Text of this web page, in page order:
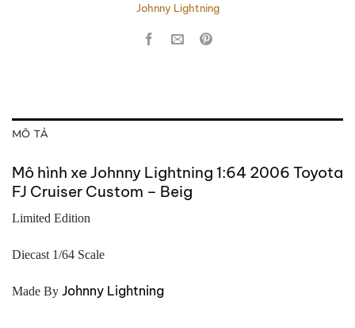
Johnny Lightning
MÔ TẢ
Mô hình xe Johnny Lightning 1:64 2006 Toyota
FJ Cruiser Custom – Beig
Limited Edition
Diecast 1/64 Scale
Made By Johnny Lightning